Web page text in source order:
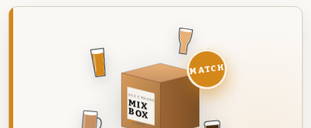
DEZE MAAND
MIX
BOX
8 BIEREN
MATCH